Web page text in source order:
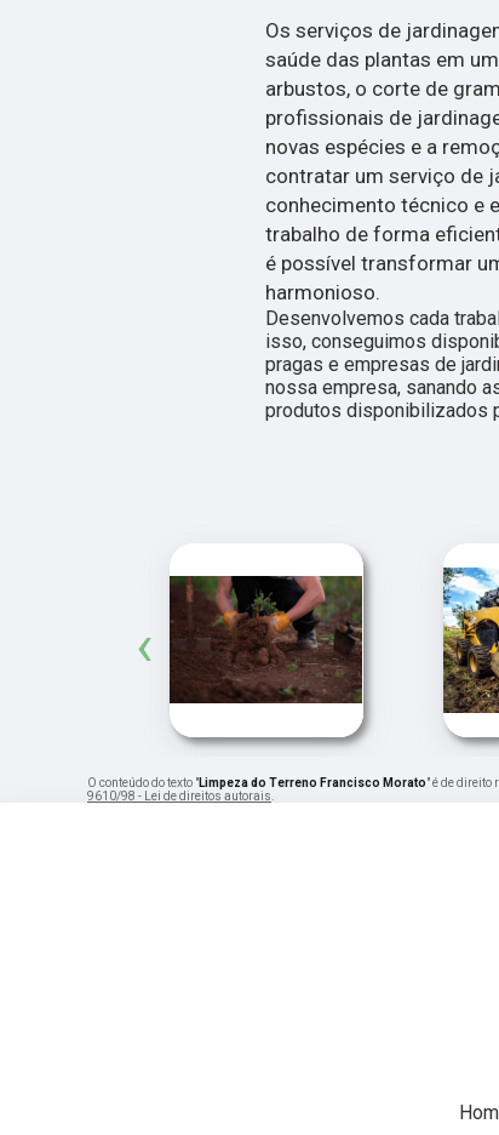
Os serviços de
saúde das plantas em
arbustos, o corte de
profissionais de
novas espécies e a
contratar um serviço de
conhecimento técnico e
trabalho de forma
é possível transformar
harmonioso.
Desenvolvemos cada
isso, conseguimos
pragas e empresas de
nossa empresa, sanando
produtos disponibilizados
‹
O conteúdo do texto "Limpeza do Terreno Francisco Morato" é de direito
9610/98 - Lei de direitos autorais